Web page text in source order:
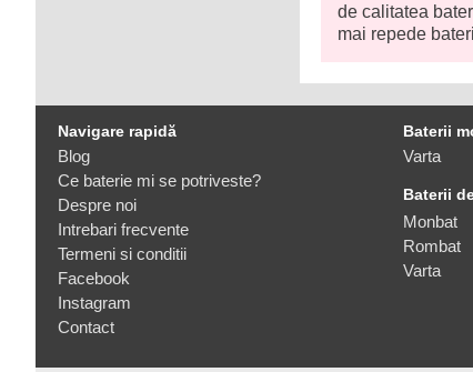
de calitatea
mai repede
Navigare rapidă
Blog
Ce baterie mi se potriveste?
Despre noi
Intrebari frecvente
Termeni si conditii
Facebook
Instagram
Contact
Baterii
Varta
Baterii
Monbat
Rombat
Varta